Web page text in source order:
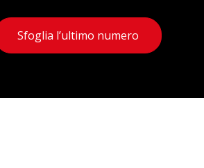
Sfoglia l’ultimo numero